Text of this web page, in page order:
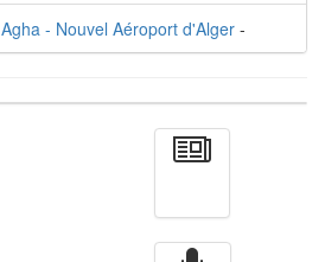
- Nouvel Aéroport d'Alger -